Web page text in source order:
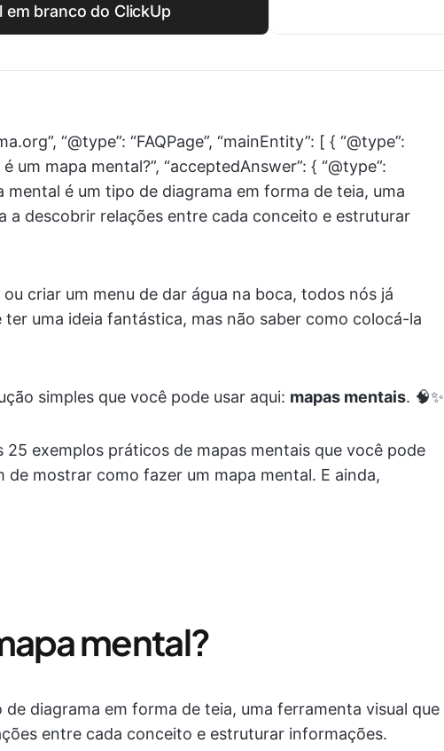
em branco do ClickUp
“@type”: “FAQPage”, “mainEntity”: [ { “@type”:
é um mapa mental?”, “acceptedAnswer”: { “@type”:
mental é um tipo de diagrama em forma de teia, uma
a descobrir relações entre cada conceito e estruturar
criar um menu de dar água na boca, todos nós já
ter uma ideia fantástica, mas não saber como colocá-la
simples que você pode usar aqui: mapas mentais. 🧠✨
exemplos práticos de mapas mentais que você pode
de mostrar como fazer um mapa mental. E ainda,
mental?
diagrama em forma de teia, uma ferramenta visual que
entre cada conceito e estruturar informações.